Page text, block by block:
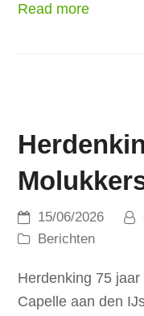
Read more
15/06/2026
Berichten
Herdenking 75
Capelle aan den